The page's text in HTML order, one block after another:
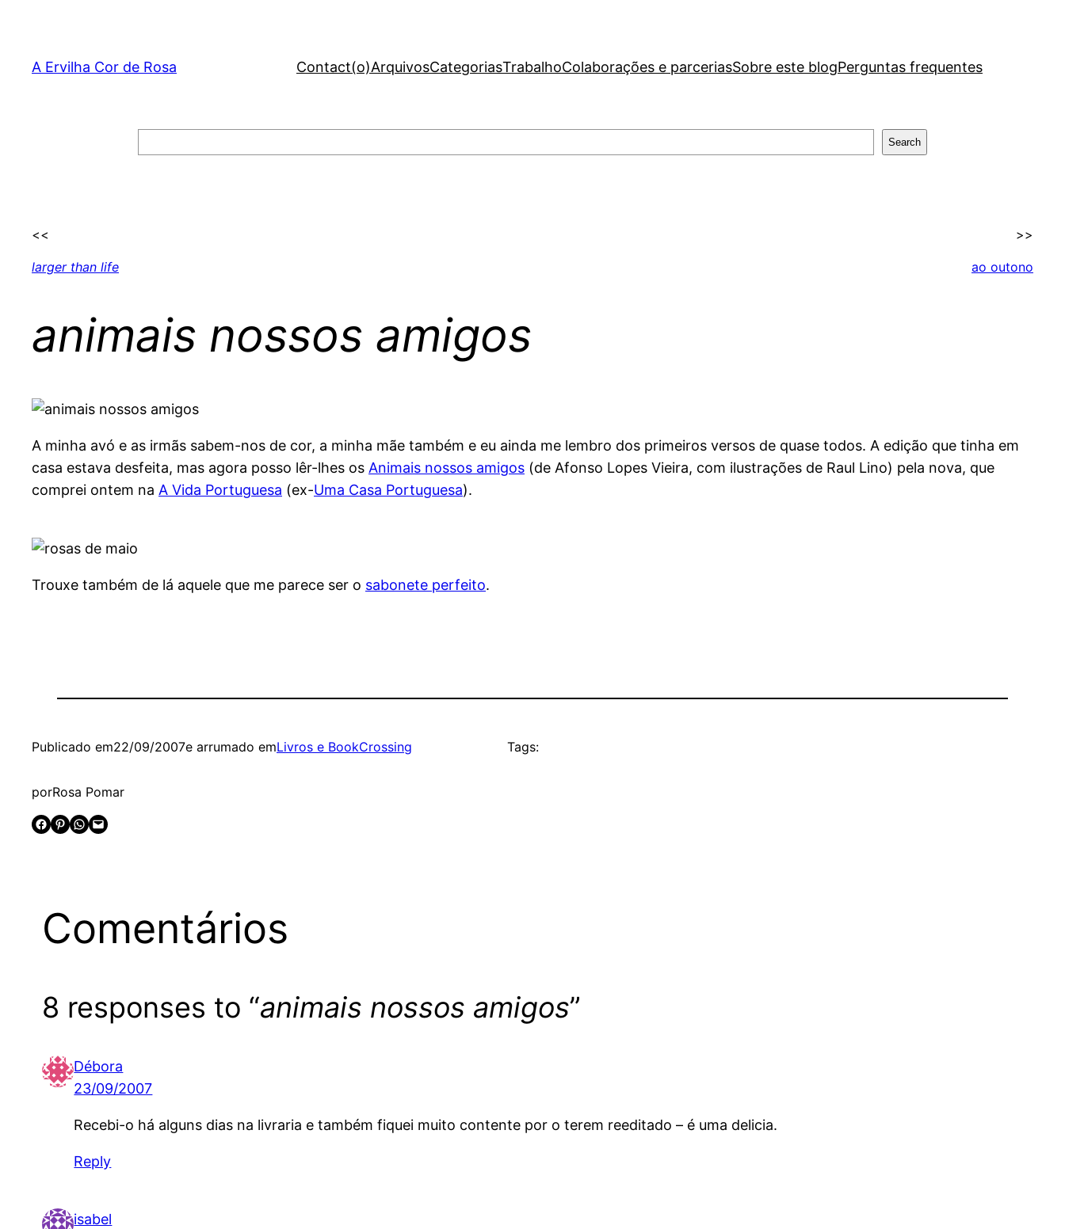
content
A Ervilha Cor de Rosa Contact(o)ArquivosCategoriasTrabalhoColaborações e parceriasSobre este blogPerguntas frequentes
Search
<<
larger than life
>>
ao outono
animais nossos amigos
A minha avó e as irmãs sabem-nos de cor, a minha mãe também e eu ainda me lembro dos primeiros versos de quase todos. A edição que tinha em
casa estava desfeita, mas agora posso lêr-lhes os Animais nossos amigos (de Afonso Lopes Vieira, com ilustrações de Raul Lino) pela nova, que
comprei ontem na A Vida Portuguesa (ex-Uma Casa Portuguesa).
Trouxe também de lá aquele que me parece ser o sabonete perfeito.
Publicado em22/09/2007e arrumado emLivros e BookCrossing
porRosa Pomar
Share on Facebook
Share on Pinterest Share on WhatsApp Email this Page
Tags:
Comentários
8 responses to “animais nossos amigos”
Débora
23/09/2007
Recebi-o há alguns dias na livraria e também fiquei muito contente por o terem reeditado – é uma delicia.
Reply
isabel